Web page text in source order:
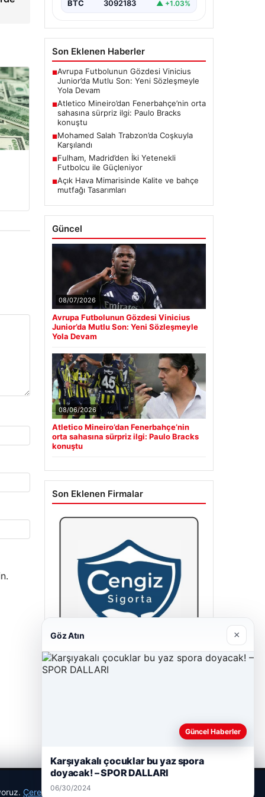
BTC 3092183 ▲ +1.03%
Son Eklenen Haberler
■Avrupa Futbolunun Gözdesi Vinicius
Junior’da Mutlu Son: Yeni Sözleşmeyle
Yola Devam
■Atletico Mineiro’dan Fenerbahçe’nin orta
sahasına sürpriz ilgi: Paulo Bracks
konuştu
■Mohamed Salah Trabzon’da Coşkuyla
Karşılandı
■Fulham, Madrid’den İki Yetenekli
Futbolcu ile Güçleniyor
■Açık Hava Mimarisinde Kalite ve bahçe
mutfağı Tasarımları
Güncel
08/07/2026
Avrupa Futbolunun Gözdesi Vinicius
Junior’da Mutlu Son: Yeni Sözleşmeyle
Yola Devam
08/06/2026
Atletico Mineiro’dan Fenerbahçe’nin
orta sahasına sürpriz ilgi: Paulo Bracks
konuştu
Son Eklenen Firmalar
Cengiz Sigorta
Çerez Politikamız
Göz Atın ×
Güncel Haberler
Karşıyakalı çocuklar bu yaz spora
doyacak! – SPOR DALLARI
06/30/2024